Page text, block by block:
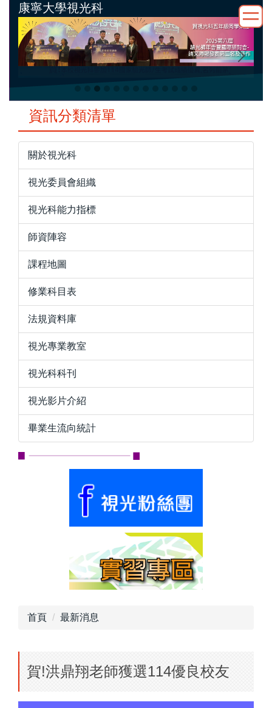
康寧大學視光科
資訊分類清單
關於視光科
視光委員會組織
視光科能力指標
師資陣容
課程地圖
修業科目表
法規資料庫
視光專業教室
視光科科刊
視光影片介紹
畢業生流向統計
首頁 最新消息
賀!洪鼎翔老師獲選114優良校友